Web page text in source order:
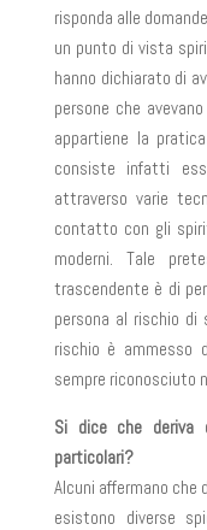
risponda alle
un punto di vista
hanno dichiarato di
persone che
appartiene la
consiste infatti
attraverso varie
contatto con gli
moderni. Tale
trascendente è di
persona al rischio di
rischio è
sempre riconosciuto
Si dice che deriva
particolari?
Alcuni affermano che
esistono diverse